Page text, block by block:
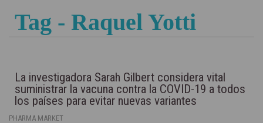
Tag - Raquel Yotti
La investigadora Sarah Gilbert considera vital
suministrar la vacuna contra la COVID-19 a todos
los países para evitar nuevas variantes
PHARMA MARKET